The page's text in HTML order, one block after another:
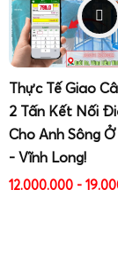
Thực Tế Giao
2 Tấn Kết Nối
Cho Anh Sông
- Vĩnh Long!
12.000.000 -